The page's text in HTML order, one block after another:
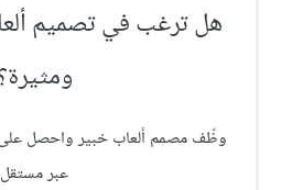
هل ترغب في تصميم
وظّف مصمم ألعاب خبير واحصل على
عبر مستقل